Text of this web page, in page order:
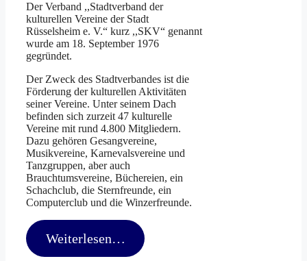
Der Verband ,,Stadtverband der
kulturellen Vereine der Stadt
Rüsselsheim e. V.“ kurz ,,SKV“ genannt
wurde am 18. September 1976
gegründet.
Der Zweck des Stadtverbandes ist die
Förderung der kulturellen Aktivitäten
seiner Vereine. Unter seinem Dach
befinden sich zurzeit 47 kulturelle
Vereine mit rund 4.800 Mitgliedern.
Dazu gehören Gesangvereine,
Musikvereine, Karnevalsvereine und
Tanzgruppen, aber auch
Brauchtumsvereine, Büchereien, ein
Schachclub, die Sternfreunde, ein
Computerclub und die Winzerfreunde.
Weiterlesen…